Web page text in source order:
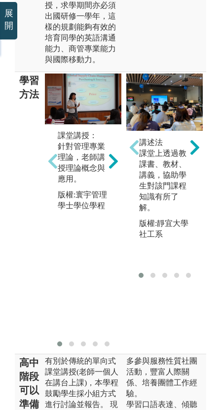
授，求學期間亦必須
出國研修一學年，這
樣的規劃能夠有效的
培育同學的英語溝通
能力、商管專業能力
與國際移動力。
學習
方法
課堂講授：
針對管理專業
理論，老師講
授理論概念與
應用。
版權:寰宇管理
學士學位學程
個案討論 (Case
Study)：
授課老師針對
課程內容挑選
合適個案給予
同學討論，就
個案所提供的
資訊讓學生學
習應用所學理
論，透過授課
分析個案，最
講述法
課堂上透過教
課書、教材、
講義，協助學
生對該門課程
知識有所了
解。
版權:靜宜大學
社工系
高中
階段
可以
準備
有別於傳統的單向式
課堂講授(老師一個人
在講台上課)，本學程
鼓勵學生採小組方式
進行討論並報告。 現
多參與服務性質社團
活動，豐富人際關
係、培養團體工作經
驗。
學習口語表達、傾聽
展
開